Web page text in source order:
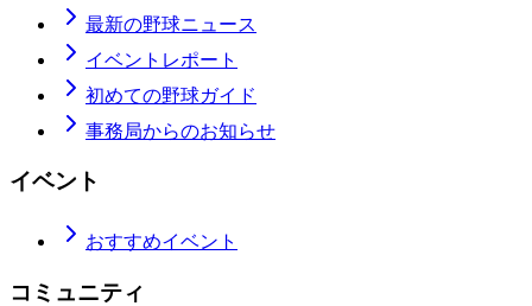
最新の野球ニュース
イベントレポート
初めての野球ガイド
事務局からのお知らせ
イベント
おすすめイベント
コミュニティ